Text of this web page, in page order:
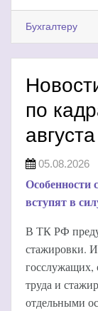
Бухгалтеру
по
05.08.2026
Особенности
вступят в
В ТК РФ
стажировки.
госслужащих,
труда и
отдельными